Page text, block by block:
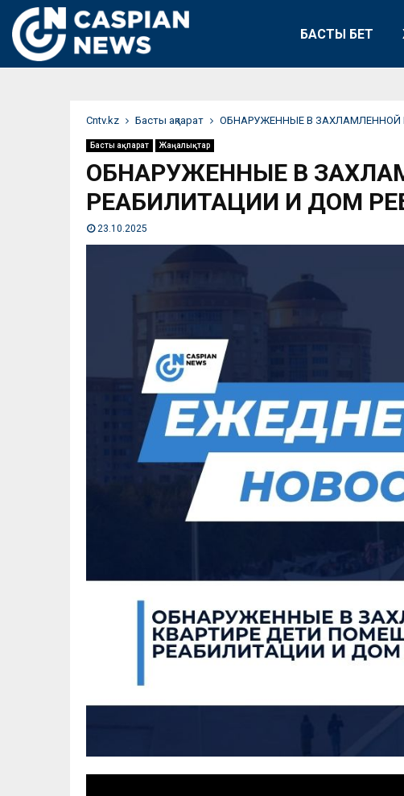
БАСТЫ БЕТ
Сntv.kz Басты ақпарат ОБНАРУЖЕННЫЕ В ЗАХЛАМЛЕННОЙ
Басты ақпарат Жаңалықтар
ОБНАРУЖЕННЫЕ В
РЕАБИЛИТАЦИИ И ДОМ
23.10.2025